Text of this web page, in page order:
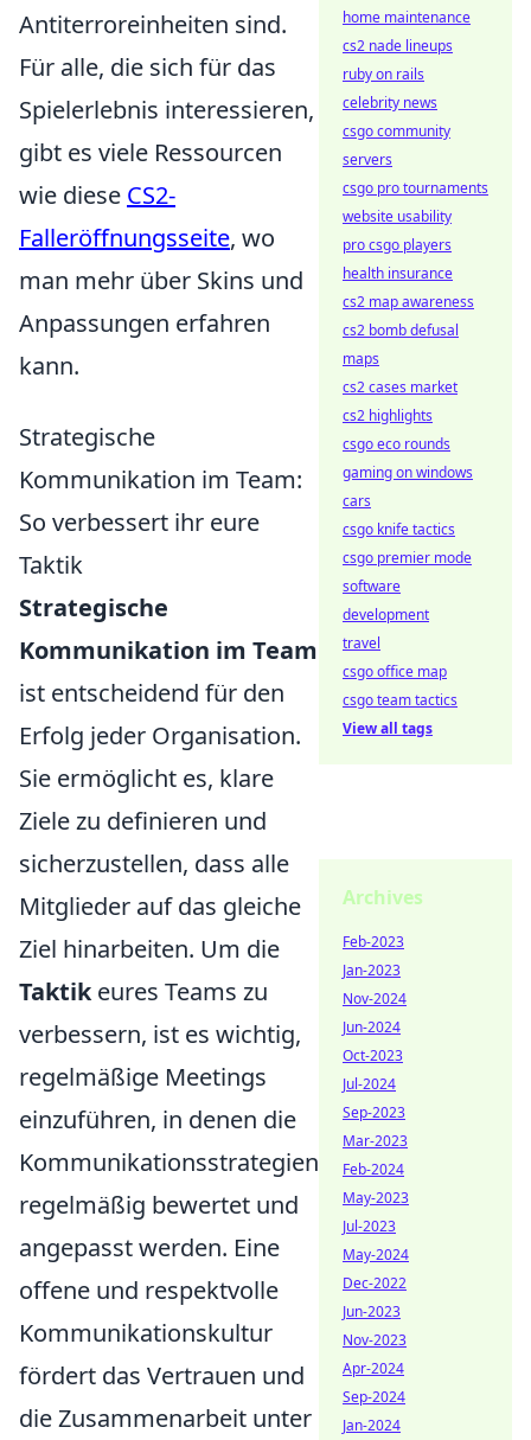
Antiterroreinheiten sind.
Für alle, die sich für das
Spielerlebnis interessieren,
gibt es viele Ressourcen
wie diese CS2-
Falleröffnungsseite, wo
man mehr über Skins und
Anpassungen erfahren
kann.
Strategische
Kommunikation im Team:
So verbessert ihr eure
Taktik
Strategische
Kommunikation im Team
ist entscheidend für den
Erfolg jeder Organisation.
Sie ermöglicht es, klare
Ziele zu definieren und
sicherzustellen, dass alle
Mitglieder auf das gleiche
Ziel hinarbeiten. Um die
Taktikeures Teams zu
verbessern, ist es wichtig,
regelmäßige Meetings
einzuführen, in denen die
Kommunikationsstrategien
regelmäßig bewertet und
angepasst werden. Eine
offene und respektvolle
Kommunikationskultur
fördert das Vertrauen und
die Zusammenarbeit unter
home maintenance
cs2 nade lineups
ruby on rails
celebrity news
csgo community
servers
csgo pro tournaments
website usability
pro csgo players
health insurance
cs2 map awareness
cs2 bomb defusal
maps
cs2 cases market
cs2 highlights
csgo eco rounds
gaming on windows
cars
csgo knife tactics
csgo premier mode
software
development
travel
csgo office map
csgo team tactics
View all tags
Archives
Feb-2023
Jan-2023
Nov-2024
Jun-2024
Oct-2023
Jul-2024
Sep-2023
Mar-2023
Feb-2024
May-2023
Jul-2023
May-2024
Dec-2022
Jun-2023
Nov-2023
Apr-2024
Sep-2024
Jan-2024